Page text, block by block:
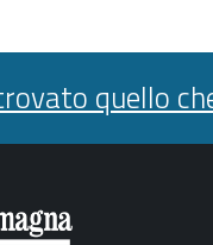
quello